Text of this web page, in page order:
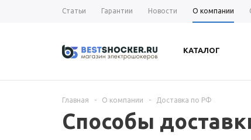
Статьи Гарантии Новости О компании
КАТАЛОГ
Главная - О компании - Доставка по РФ
Способы